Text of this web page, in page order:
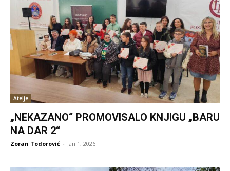
Atelje
„NEKAZANO“ PROMOVISALO KNJIGU „BARU
NA DAR 2“
Zoran Todorović - jan 1, 2026